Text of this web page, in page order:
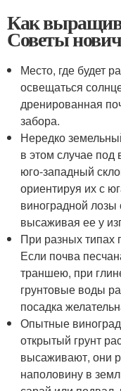
Как
Советы
Место, где будет
освещаться
дренированная
забора.
Нередко
в этом случае
юго-западный
ориентируя их с
виноградной
высаживая ее у
При разных типах
Если почва
траншею, при
грунтовые воды
посадка
Опытные
открытый грунт
высаживают, они
наполовину в